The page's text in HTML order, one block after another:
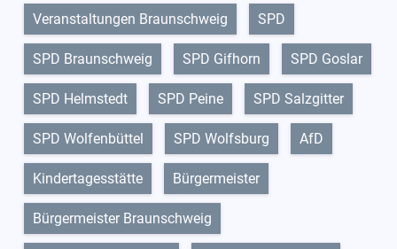
Veranstaltungen Braunschweig SPD
SPD Braunschweig SPD Gifhorn SPD Goslar
SPD Helmstedt SPD Peine SPD Salzgitter
SPD Wolfenbüttel SPD Wolfsburg AfD
Kindertagesstätte Bürgermeister
Bürgermeister Braunschweig